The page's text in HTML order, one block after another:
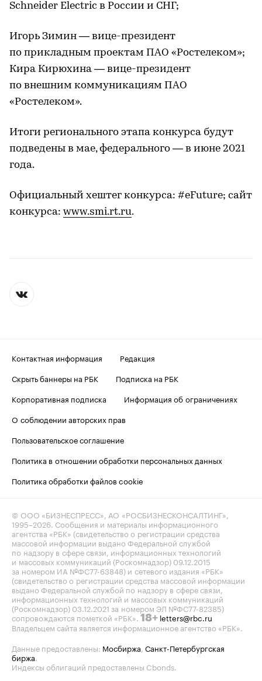
Schneider Electric в России и СНГ;
Игорь Зимин — вице-президент
по прикладным проектам ПАО «Ростелеком»;
Кира Кирюхина — вице-президент
по внешним коммуникациям ПАО
«Ростелеком».
Итоги регионального этапа конкурса будут
подведены в мае, федерального — в июне 2021
года.
Официальный хештег конкурса: #eFuture; сайт
конкурса: www.smi.rt.ru.
Контактная информация
Редакция
Скрыть баннеры на РБК
Подписка на РБК
Корпоративная подписка
Информация об ограничениях
О соблюдении авторских прав
Пользовательское соглашение
Политика в отношении обработки персональных данных
Политика обработки файлов cookie
© ООО «БИЗНЕСПРЕСС», АО «РОСБИЗНЕСКОНСАЛТИНГ»,
1995–2026. Сообщения и материалы информационного
агентства «РБК» (свидетельство о регистрации средства
массовой информации выдано Федеральной службой
по надзору в сфере связи, информационных технологий
и массовых коммуникаций (Роскомнадзор) 09.12.2015
за номером ИА №ФС77-63848) и сетевого издания «РБК»
(свидетельство о регистрации средства массовой информации
выдано Федеральной службой по надзору в сфере связи,
информационных технологий и массовых коммуникаций
(Роскомнадзор) 03.12.2021 за номером ЭЛ №ФС77-82385)
сопровождаются пометкой «РБК». 18+ letters@rbc.ru
Владельцем сайта является информационное агентство «РБК».
Данные предоставлены: Мосбиржа, Санкт-Петербургская
биржа.
Индексы облигаций предоставлены Cbonds.